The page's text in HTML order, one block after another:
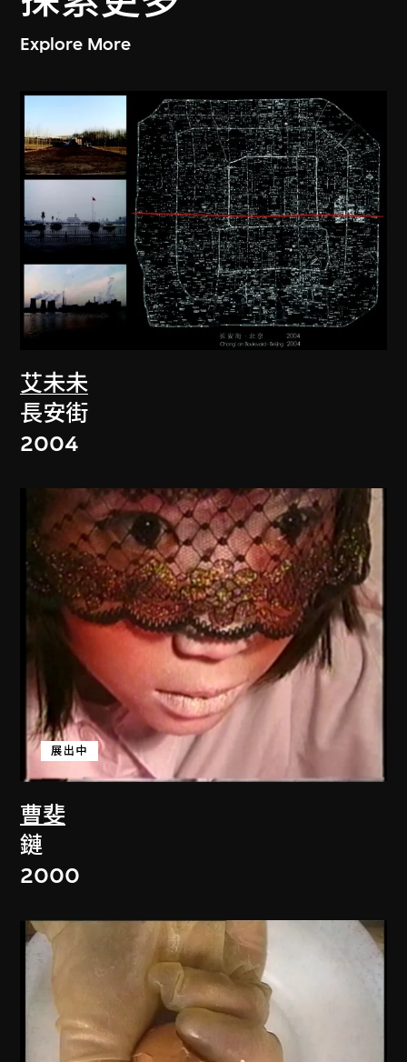
Explore More
艾未未
長安街
2004
曹斐
展出中
鏈
2000